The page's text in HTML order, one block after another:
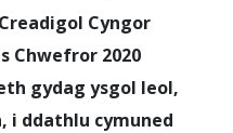
Cyngor
Chwefror 2020
gydag ysgol leol,
i ddathlu cymuned